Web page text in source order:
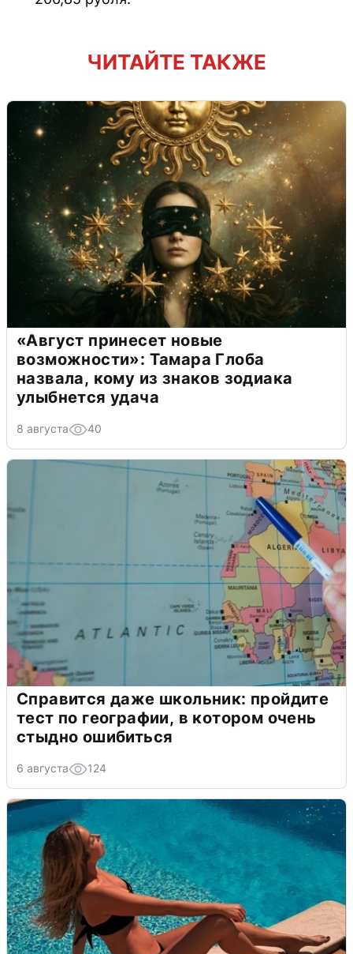
ЧИТАЙТЕ ТАКЖЕ
«Август принесет новые
возможности»: Тамара Глоба
назвала, кому из знаков зодиака
улыбнется удача
8 августа 40
Справится даже школьник: пройдите
тест по географии, в котором очень
стыдно ошибиться
6 августа 124